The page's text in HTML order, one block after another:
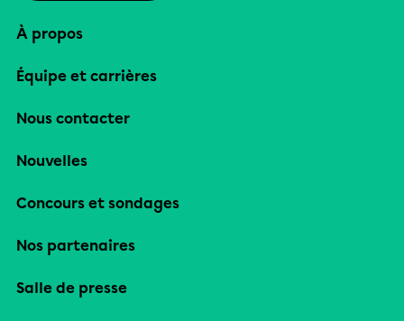
À propos
Équipe et carrières
Nous contacter
Nouvelles
Concours et sondages
Nos partenaires
Salle de presse